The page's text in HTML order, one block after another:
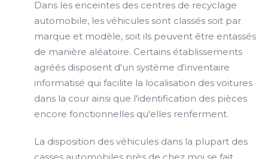
Dans les enceintes des centres de recyclage
automobile, les véhicules sont classés soit par
marque et modèle, soit ils peuvent être entassés
de manière aléatoire. Certains établissements
agréés disposent d'un système d'inventaire
informatisé qui facilite la localisation des voitures
dans la cour ainsi que l'identification des pièces
encore fonctionnelles qu'elles renferment.
La disposition des véhicules dans la plupart des